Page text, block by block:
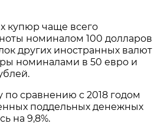
купюр чаще всего
номиналом 100 долларов
других иностранных валют
номиналами в 50 евро и
по сравнению с 2018 годом
поддельных денежных
на 9,8%.